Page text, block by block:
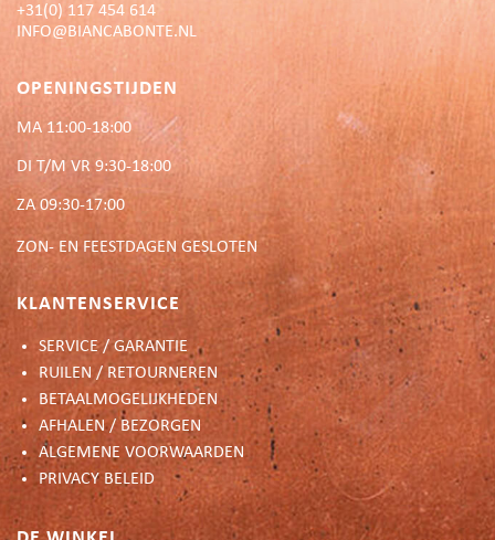
+31(0) 117 454 614
INFO@BIANCABONTE.NL
OPENINGSTIJDEN
MA 11:00-18:00
DI T/M VR 9:30-18:00
ZA 09:30-17:00
ZON- EN FEESTDAGEN GESLOTEN
KLANTENSERVICE
SERVICE / GARANTIE
RUILEN / RETOURNEREN
BETAALMOGELIJKHEDEN
AFHALEN / BEZORGEN
ALGEMENE VOORWAARDEN
PRIVACY BELEID